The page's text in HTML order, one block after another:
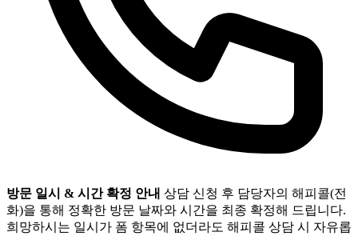
방문 일시 & 시간 확정 안내 상담 신청 후 담당자의 해피콜(전
화)을 통해 정확한 방문 날짜와 시간을 최종 확정해 드립니다.
희망하시는 일시가 폼 항목에 없더라도 해피콜 상담 시 자유롭